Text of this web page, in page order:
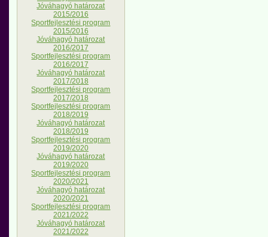
Jóváhagyó határozat
2015/2016
Sportfejlesztési program
2015/2016
Jóváhagyó határozat
2016/2017
Sportfejlesztési program
2016/2017
Jóváhagyó határozat
2017/2018
Sportfejlesztési program
2017/2018
Sportfejlesztési program
2018/2019
Jóváhagyó határozat
2018/2019
Sportfejlesztési program
2019/2020
Jóváhagyó határozat
2019/2020
Sportfejlesztési program
2020/2021
Jóváhagyó határozat
2020/2021
Sportfejlesztési program
2021/2022
Jóváhagyó határozat
2021/2022